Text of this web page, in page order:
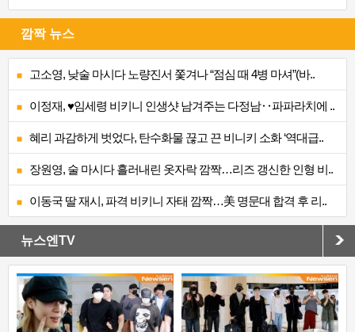
깜짝 뉴스
고소영, 낮술 마시다 노량진서 쫓겨나 “점심 때 4병 마셔”(바..
이정재, ♥임세령 비키니 인생샷 남겨주는 다정남‥파파라치에 ..
혜리 과감하게 벗었다, 탄수화물 끊고 끈 비니키 소화 ‘역대급..
장원영, 술 마시다 흘러내린 옷자락 깜짝…리즈 갱신한 인형 비..
이동국 딸 재시, 파격 비키니 자태 깜짝…美 명문대 합격 후 리..
뉴스엔TV